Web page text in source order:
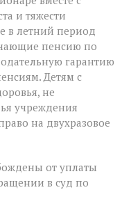
и тяжести
в летний период
пенсию по
гарантию
Детям с
не
учреждения
на двухразовое
от уплаты
в суд по